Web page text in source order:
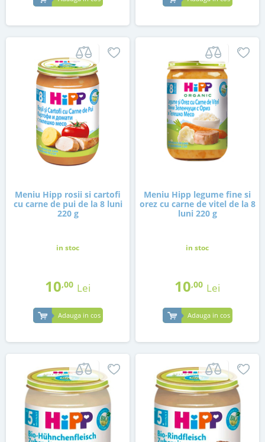
Meniu Hipp rosii si cartofi
cu carne de pui de la 8 luni
220 g
in stoc
10,00 Lei
Adauga in cos
Meniu Hipp legume fine si
orez cu carne de vitel de la 8
luni 220 g
in stoc
10,00 Lei
Adauga in cos